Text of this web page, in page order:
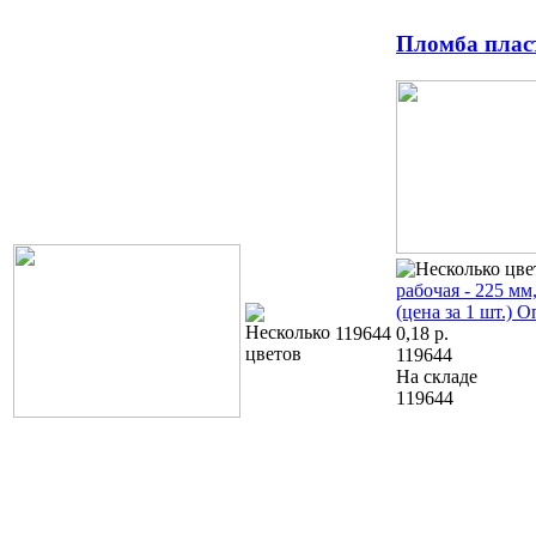
119644
Пломба
рабочая - 225
(цена за 1 шт.)
0,18 р.
119644
На складе
119644